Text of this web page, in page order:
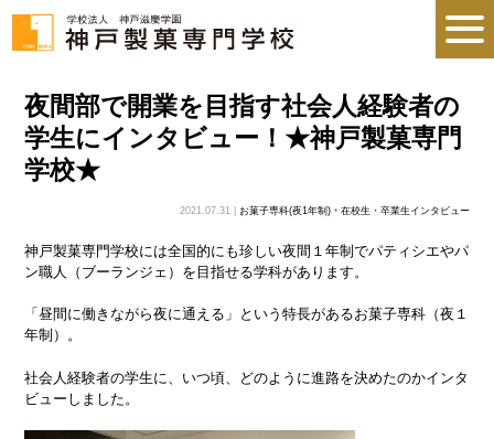
夜間部で開業を目指す社会人経験者の
学生にインタビュー！★神戸製菓専門
学校★
2021.07.31 | お菓子専科(夜1年制)• 在校生・卒業生インタビュー
神戸製菓専門学校には全国的にも珍しい夜間１年制でパティシエやパ
ン職人（ブーランジェ）を目指せる学科があります。
「昼間に働きながら夜に通える」という特長があるお菓子専科（夜１
年制）。
社会人経験者の学生に、いつ頃、どのように進路を決めたのかインタ
ビューしました。